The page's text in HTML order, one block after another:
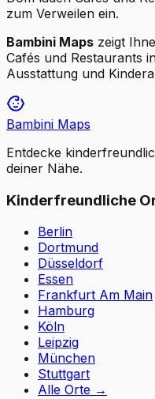
zum Verweilen ein.
Bambini Maps zeigt
Cafés und Restaurants
Ausstattung und
Bambini Maps
Entdecke
deiner Nähe.
Kinderfreundliche
Berlin
Dortmund
Düsseldorf
Essen
Frankfurt Am Main
Hamburg
Köln
Leipzig
München
Stuttgart
Alle Orte →